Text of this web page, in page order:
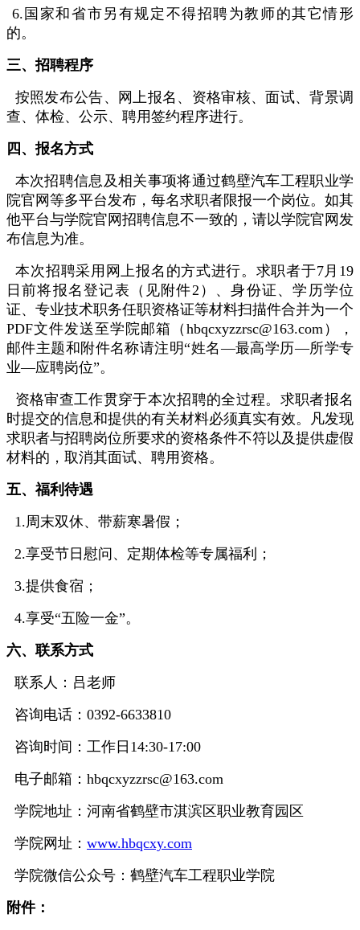
6.国家和省市另有规定不得招聘为教师的其它情形
的。
三、招聘程序
按照发布公告、网上报名、资格审核、面试、背景调
查、体检、公示、聘用签约程序进行。
四、报名方式
本次招聘信息及相关事项将通过鹤壁汽车工程职业学
院官网等多平台发布，每名求职者限报一个岗位。如其
他平台与学院官网招聘信息不一致的，请以学院官网发
布信息为准。
本次招聘采用网上报名的方式进行。求职者于7月19
日前将报名登记表（见附件2）、身份证、学历学位
证、专业技术职务任职资格证等材料扫描件合并为一个
PDF文件发送至学院邮箱（hbqcxyzzrsc@163.com），
邮件主题和附件名称请注明“姓名—最高学历—所学专
业—应聘岗位”。
资格审查工作贯穿于本次招聘的全过程。求职者报名
时提交的信息和提供的有关材料必须真实有效。凡发现
求职者与招聘岗位所要求的资格条件不符以及提供虚假
材料的，取消其面试、聘用资格。
五、福利待遇
1.周末双休、带薪寒暑假；
2.享受节日慰问、定期体检等专属福利；
3.提供食宿；
4.享受“五险一金”。
六、联系方式
联系人：吕老师
咨询电话：0392-6633810
咨询时间：工作日14:30-17:00
电子邮箱：hbqcxyzzrsc@163.com
学院地址：河南省鹤壁市淇滨区职业教育园区
学院网址： www.hbqcxy.com
学院微信公众号：鹤壁汽车工程职业学院
附件：